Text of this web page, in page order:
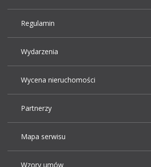
Regulamin
Wydarzenia
Wycena nieruchomości
Partnerzy
Mapa serwisu
Wzory umów